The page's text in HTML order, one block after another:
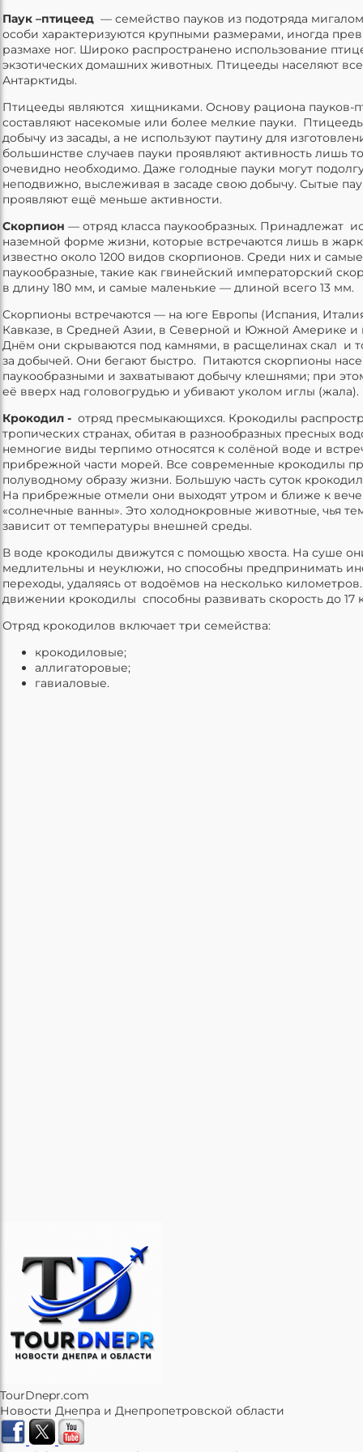
Паук –птицеед — семейство пауков из подотряда
особи характеризуются крупными размерами, иногда
размахе ног. Широко распространено использование
экзотических домашних животных. Птицееды населяют
Антарктиды.
Птицееды являются хищниками. Основу рациона пауков-
составляют насекомые или более мелкие пауки.
добычу из засады, а не используют паутину для
большинстве случаев пауки проявляют активность лишь
очевидно необходимо. Даже голодные пауки могут
неподвижно, выслеживая в засаде свою добычу. Сытые
проявляют ещё меньше активности.
Скорпион — отряд класса паукообразных. Принадлежат
наземной форме жизни, которые встречаются лишь в
известно около 1200 видов скорпионов. Среди них и
паукообразные, такие как гвинейский императорский
в длину 180 мм, и самые маленькие — длиной всего 13 мм.
Скорпионы встречаются — на юге Европы (Испания,
Кавказе, в Средней Азии, в Северной и Южной Америке и
Днём они скрываются под камнями, в расщелинах скал и
за добычей. Они бегают быстро. Питаются скорпионы
паукообразными и захватывают добычу клешнями; при
её вверх над головогрудью и убивают уколом иглы (жала).
Крокодил - отряд пресмыкающихся. Крокодилы
тропических странах, обитая в разнообразных пресных
немногие виды терпимо относятся к солёной воде и
прибрежной части морей. Все современные крокодилы
полуводному образу жизни. Большую часть суток
На прибрежные отмели они выходят утром и ближе к
«солнечные ванны». Это холоднокровные животные, чья
зависит от температуры внешней среды.
В воде крокодилы движутся с помощью хвоста. На суше
медлительны и неуклюжи, но способны предпринимать
переходы, удаляясь от водоёмов на несколько
движении крокодилы способны развивать скорость до 17
Отряд крокодилов включает три семейства:
крокодиловые;
аллигаторовые;
гавиаловые.
TourDnepr.com
Новости Днепра и Днепропетровской области